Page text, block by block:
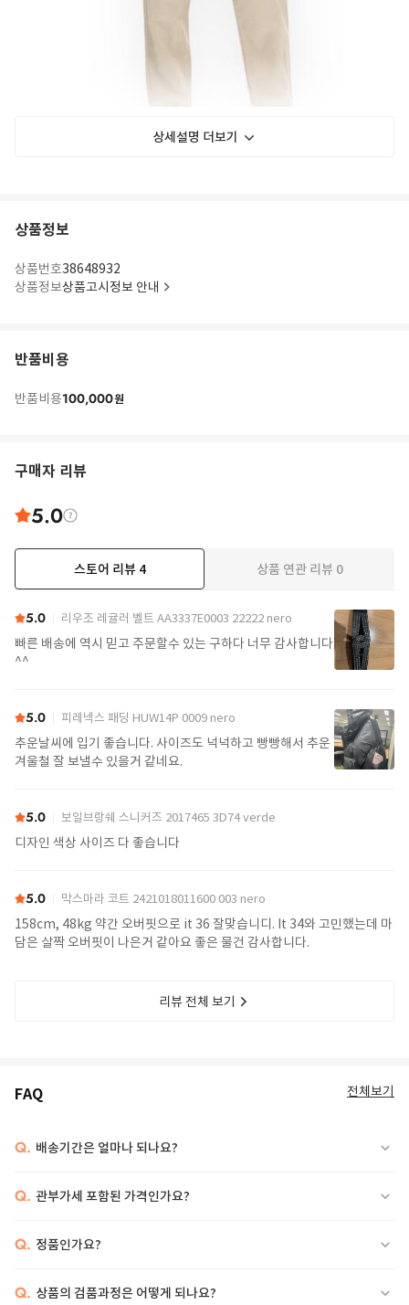
상세설명 더보기
상품정보
상품번호38648932
상품정보상품고시정보 안내
반품비용
반품비용100,000원
구매자 리뷰
5.0
스토어 리뷰 4 상품 연관 리뷰 0
5.0 리우조 레귤러 벨트 AA3337E0003 22222 nero
빠른 배송에 역시 믿고 주문할수 있는 구하다 너무 감사합니다
^^
5.0 피레넥스 패딩 HUW14P 0009 nero
추운날씨에 입기 좋습니다. 사이즈도 넉넉하고 빵빵해서 추운
겨울철 잘 보낼수 있을거 같네요.
5.0 보일브랑쉐 스니커즈 2017465 3D74 verde
디자인 색상 사이즈 다 좋습니다
5.0 막스마라 코트 2421018011600 003 nero
158cm, 48kg 약간 오버핏으로 it 36 잘맞습니디. It 34와 고민했는데 마
담은 살짝 오버핏이 나은거 같아요 좋은 물건 감사합니다.
리뷰 전체 보기
FAQ 전체보기
Q. 배송기간은 얼마나 되나요?
Q. 관부가세 포함된 가격인가요?
Q. 정품인가요?
Q. 상품의 검품과정은 어떻게 되나요?